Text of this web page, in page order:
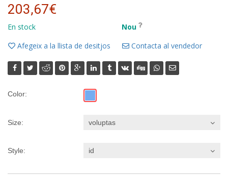
203,67€
En stock
Nou
Afegeix a la llista de desitjos
Contacta al vendedor
Color:
Size: voluptas
Style: id